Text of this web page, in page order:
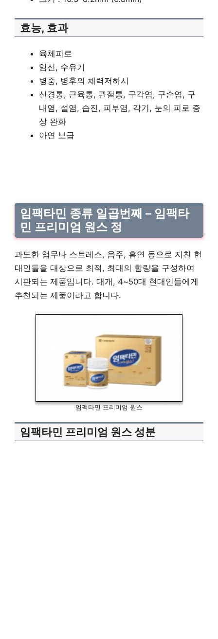
효능, 효과
육체피로
임신, 수유기
병중, 병후의 체력저하시
신경통, 근육통, 관절통, 구각염, 구순염, 구
내염, 설염, 습진, 피부염, 각기, 눈의 피로 증
상 완화
아연 보급
임팩타민 종류 일곱번째 – 임팩타
민 프리미엄 원스 정
과도한 업무나 스트레스, 음주, 흡연 등으로 지친 현
대인들을 대상으로 최적, 최대의 함량을 구성하여
시판되는 제품입니다. 대개, 4~50대 현대인들에게
추천되는 제품이라고 합니다.
임팩타민 프리미엄 원스
임팩타민 프리미엄 원스 성분